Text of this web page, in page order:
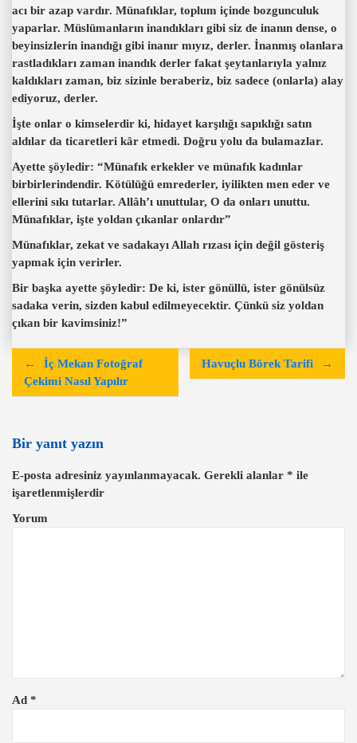
acı bir azap vardır. Münafıklar, toplum içinde bozgunculuk
yaparlar. Müslümanların inandıkları gibi siz de inanın dense, o
beyinsizlerin inandığı gibi inanır mıyız, derler. İnanmış olanlara
rastladıkları zaman inandık derler fakat şeytanlarıyla yalnız
kaldıkları zaman, biz sizinle beraberiz, biz sadece (onlarla) alay
ediyoruz, derler.
İşte onlar o kimselerdir ki, hidayet karşılığı sapıklığı satın
aldılar da ticaretleri kâr etmedi. Doğru yolu da bulamazlar.
Ayette şöyledir: “Münafık erkekler ve münafık kadınlar
birbirlerindendir. Kötülüğü emrederler, iyilikten men eder ve
ellerini sıkı tutarlar. Allâh’ı unuttular, O da onları unuttu.
Münafıklar, işte yoldan çıkanlar onlardır”
Münafıklar, zekat ve sadakayı Allah rızası için değil gösteriş
yapmak için verirler.
Bir başka ayette şöyledir: De ki, ister gönüllü, ister gönülsüz
sadaka verin, sizden kabul edilmeyecektir. Çünkü siz yoldan
çıkan bir kavimsiniz!”
e
z
i
İç Mekan Fotoğraf
Çekimi Nasıl Yapılır
Havuçlu Börek Tarifi
Bir yanıt yazın
E-posta adresiniz yayınlanmayacak. Gerekli alanlar * ile
işaretlenmişlerdir
Yorum
Ad *